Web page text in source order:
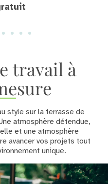
travail à
style sur la terrasse de
atmosphère détendue,
et une atmosphère
avancer vos projets tout
unique.